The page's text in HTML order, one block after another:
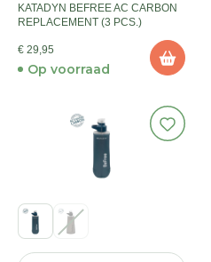
KATADYN BEFREE AC CARBON
REPLACEMENT (3 PCS.)
€ 29,95
Op voorraad